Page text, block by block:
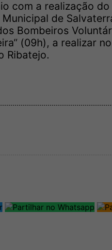
com a realização do
de
Bombeiros
(09h), a realizar
Ribatejo.